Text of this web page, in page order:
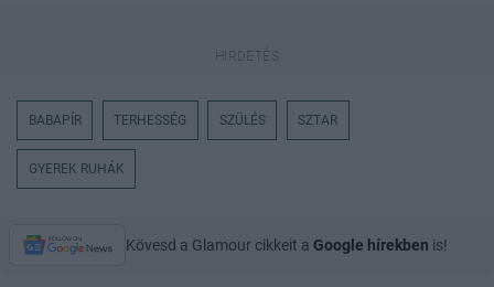
BABAPÍR TERHESSÉG SZÜLÉS SZTAR
GYEREK RUHÁK
Kövesd a Glamour cikkeit a Google hírekben is!